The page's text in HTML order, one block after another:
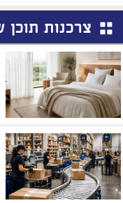
צרכנות תוכן